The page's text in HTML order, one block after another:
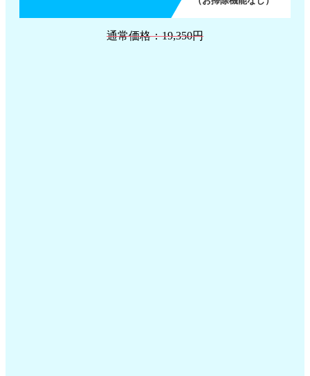
通常価格：19,350円